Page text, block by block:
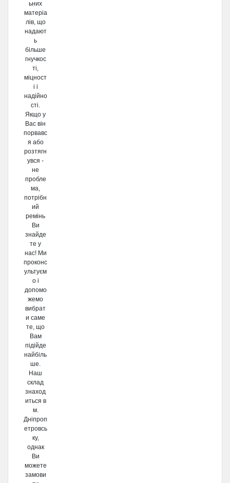
ьних
матеріа
лів, що
надают
ь
більше
гнучкос
ті,
міцност
і і
надійно
сті.
Якщо у
Вас він
порвавс
я або
розтягн
увся -
не
пробле
ма,
потрібн
ий
ремінь
Ви
знайде
те у
нас! Ми
проконс
ультуєм
о і
допомо
жемо
вибрат
и саме
те, що
Вам
підійде
найбіль
ше.
Наш
склад
знаход
иться в
м.
Дніпроп
етровсь
ку,
однак
Ви
можете
замови